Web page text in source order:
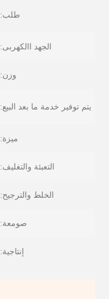
طلب:
الجهد االكهربى:
وزن:
يتم توفير خدمة ما بعد البيع:
ميزة:
التعبئة والتغليف:
الخلط والترجيح:
صومعة:
إنتاجية: